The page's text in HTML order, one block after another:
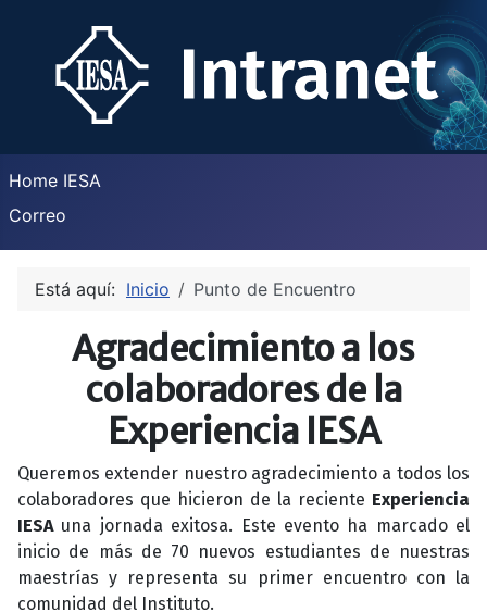
Home IESA
Correo
Está aquí: Inicio Punto de Encuentro
Agradecimiento a los
colaboradores de la
Experiencia IESA
Queremos extender nuestro agradecimiento a todos los
colaboradores que hicieron de la reciente Experiencia
IESAuna jornada exitosa. Este evento ha marcado el
inicio de más de 70 nuevos estudiantes de nuestras
maestrías y representa su primer encuentrocon la
comunidad del Instituto.